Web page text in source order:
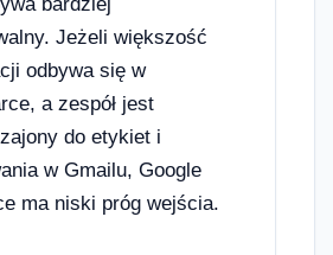
Jeżeli większość
odbywa się w
a zespół jest
do etykiet i
w Gmailu, Google
ma niski próg wejścia.